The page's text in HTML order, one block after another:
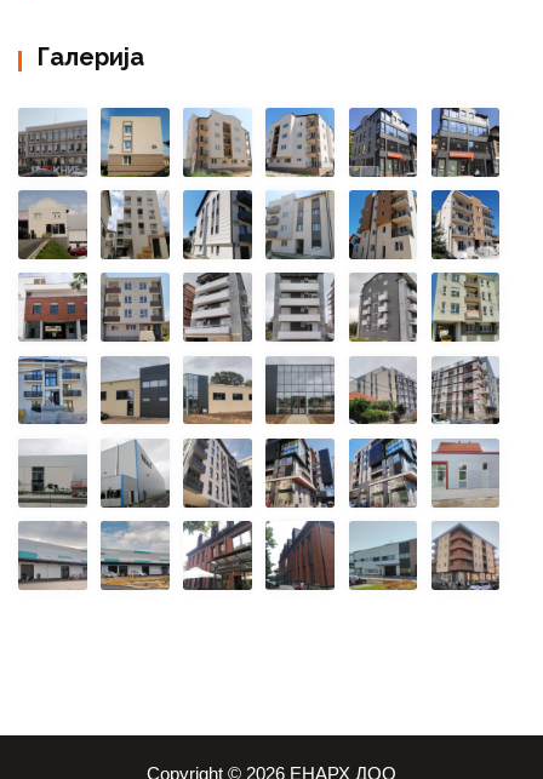
Галерија
Copyright © 2026 ЕНАРХ ДОО